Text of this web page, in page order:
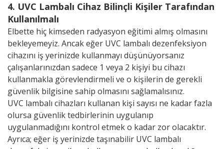
4. UVC Lambalı Cihaz Bilinçli Kişiler Tarafından
Kullanılmalı
Elbette hiç kimseden radyasyon eğitimi almış olmasını
bekleyemeyiz. Ancak eğer UVC lambalı dezenfeksiyon
cihazını iş yerinizde kullanmayı düşünüyorsanız
çalışanlarınızdan sadece 1 veya 2 kişiyi bu cihazı
kullanmakla görevlendirmeli ve o kişilerin de gerekli
güvenlik bilgisine sahip olmasını sağlamalısınız.
UVC lambalı cihazları kullanan kişi sayısı ne kadar fazla
olursa güvenlik tedbirlerinin uygulanıp
uygulanmadığını kontrol etmek o kadar zor olacaktır.
Ayrıca; eğer iş yerinizde taşınabilir UVC lambalı